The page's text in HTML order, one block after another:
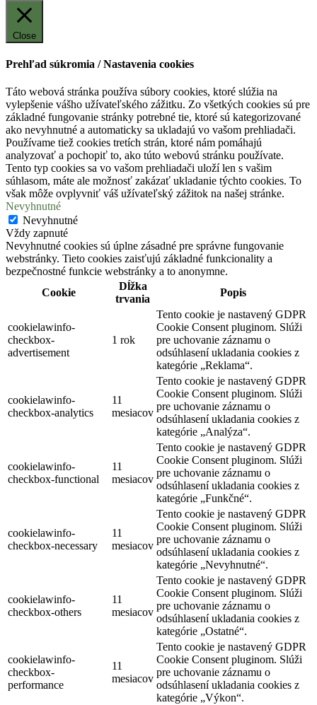
Close
Prehľad súkromia / Nastavenia cookies
Táto webová stránka používa súbory cookies, ktoré slúžia na
vylepšenie vášho užívateľského zážitku. Zo všetkých cookies sú pre
základné fungovanie stránky potrebné tie, ktoré sú kategorizované
ako nevyhnutné a automaticky sa ukladajú vo vašom prehliadači.
Používame tiež cookies tretích strán, ktoré nám pomáhajú
analyzovať a pochopiť to, ako túto webovú stránku používate.
Tento typ cookies sa vo vašom prehliadači uloží len s vašim
súhlasom, máte ale možnosť zakázať ukladanie týchto cookies. To
však môže ovplyvniť váš užívateľský zážitok na našej stránke.
Nevyhnutné
Nevyhnutné
Vždy zapnuté
Nevyhnutné cookies sú úplne zásadné pre správne fungovanie
webstránky. Tieto cookies zaisťujú základné funkcionality a
bezpečnostné funkcie webstránky a to anonymne.
Cookie
Dĺžka
trvania
Popis
cookielawinfo-
checkbox-
advertisement
1 rok
Tento cookie je nastavený GDPR
Cookie Consent pluginom. Slúži
pre uchovanie záznamu o
odsúhlasení ukladania cookies z
kategórie „Reklama“.
cookielawinfo-
checkbox-analytics
11
mesiacov
Tento cookie je nastavený GDPR
Cookie Consent pluginom. Slúži
pre uchovanie záznamu o
odsúhlasení ukladania cookies z
kategórie „Analýza“.
cookielawinfo-
checkbox-functional
11
mesiacov
Tento cookie je nastavený GDPR
Cookie Consent pluginom. Slúži
pre uchovanie záznamu o
odsúhlasení ukladania cookies z
kategórie „Funkčné“.
cookielawinfo-
checkbox-necessary
11
mesiacov
Tento cookie je nastavený GDPR
Cookie Consent pluginom. Slúži
pre uchovanie záznamu o
odsúhlasení ukladania cookies z
kategórie „Nevyhnutné“.
cookielawinfo-
checkbox-others
11
mesiacov
Tento cookie je nastavený GDPR
Cookie Consent pluginom. Slúži
pre uchovanie záznamu o
odsúhlasení ukladania cookies z
kategórie „Ostatné“.
cookielawinfo-
checkbox-
performance
11
mesiacov
Tento cookie je nastavený GDPR
Cookie Consent pluginom. Slúži
pre uchovanie záznamu o
odsúhlasení ukladania cookies z
kategórie „Výkon“.